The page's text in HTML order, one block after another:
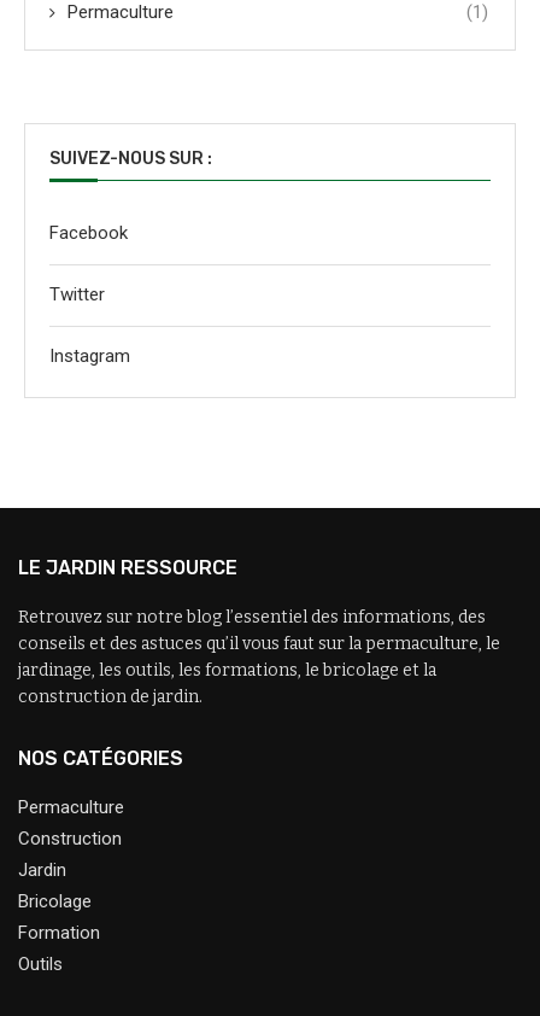
Permaculture (1)
SUIVEZ-NOUS SUR :
Facebook
Twitter
Instagram
LE JARDIN RESSOURCE
Retrouvez sur notre blog l’essentiel des informations, des
conseils et des astuces qu’il vous faut sur la permaculture, le
jardinage, les outils, les formations, le bricolage et la
construction de jardin.
NOS CATÉGORIES
Permaculture
Construction
Jardin
Bricolage
Formation
Outils